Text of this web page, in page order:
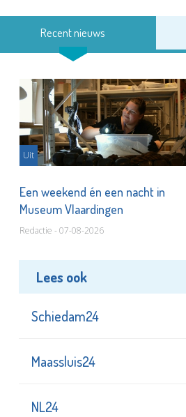
Recent nieuws
Uit
Een weekend én een nacht in
Museum Vlaardingen
Redactie - 07-08-2026
Lees ook
Schiedam24
Maassluis24
NL24